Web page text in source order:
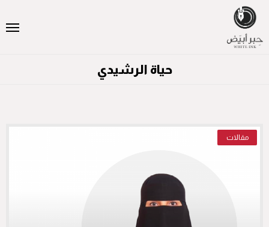
حياة الرشيدي
مقالات